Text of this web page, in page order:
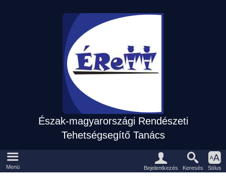
Észak-magyarországi Rendészeti
Tehetségsegítő Tanács
Fõmenü
Menü
Eszközpanel
Bejelentkezés Keresés Stílus